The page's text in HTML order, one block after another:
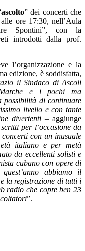
” dei concerti che
ore 17:30, nell’Aula
Spontini”, con la
introdotti dalla prof.
l’organizzazione e la
edizione, è soddisfatta,
il Sindaco di Ascoli
e i pochi ma
possibilità di continuare
livello e con tante
divertenti– aggiunge
per l’occasione da
con un inusuale
italiano e per metà
da eccellenti solisti e
cubano con opere di
abbiamo il
la registrazione di tutti i
radio che copre ben 23
”.